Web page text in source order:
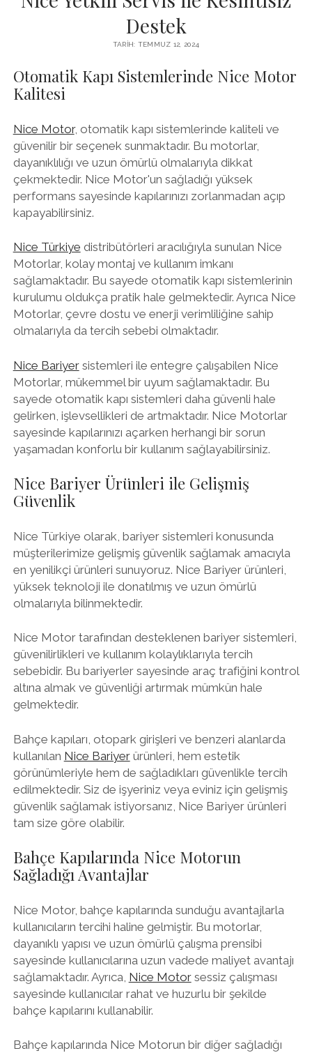
Destek
TARIH: TEMMUZ 12, 2024
Otomatik Kapı Sistemlerinde Nice Motor
Kalitesi
Nice Motor, otomatik kapı sistemlerinde kaliteli ve
güvenilir bir seçenek sunmaktadır. Bu motorlar,
dayanıklılığı ve uzun ömürlü olmalarıyla dikkat
çekmektedir. Nice Motor'un sağladığı yüksek
performans sayesinde kapılarınızı zorlanmadan açıp
kapayabilirsiniz.
Nice Türkiye distribütörleri aracılığıyla sunulan Nice
Motorlar, kolay montaj ve kullanım imkanı
sağlamaktadır. Bu sayede otomatik kapı sistemlerinin
kurulumu oldukça pratik hale gelmektedir. Ayrıca Nice
Motorlar, çevre dostu ve enerji verimliliğine sahip
olmalarıyla da tercih sebebi olmaktadır.
Nice Bariyersistemleri ile entegre çalışabilen Nice
Motorlar, mükemmel bir uyum sağlamaktadır. Bu
sayede otomatik kapı sistemleri daha güvenli hale
gelirken, işlevsellikleri de artmaktadır. Nice Motorlar
sayesinde kapılarınızı açarken herhangi bir sorun
yaşamadan konforlu bir kullanım sağlayabilirsiniz.
Nice Bariyer Ürünleri ile Gelişmiş
Güvenlik
Nice Türkiye olarak, bariyer sistemleri konusunda
müşterilerimize gelişmiş güvenlik sağlamak amacıyla
en yenilikçi ürünleri sunuyoruz. Nice Bariyer ürünleri,
yüksek teknoloji ile donatılmış ve uzun ömürlü
olmalarıyla bilinmektedir.
Nice Motor tarafından desteklenen bariyer sistemleri,
güvenilirlikleri ve kullanım kolaylıklarıyla tercih
sebebidir. Bu bariyerler sayesinde araç trafiğini kontrol
altına almak ve güvenliği artırmak mümkün hale
gelmektedir.
Bahçe kapıları, otopark girişleri ve benzeri alanlarda
kullanılan Nice Bariyerürünleri, hem estetik
görünümleriyle hem de sağladıkları güvenlikle tercih
edilmektedir. Siz de işyeriniz veya eviniz için gelişmiş
güvenlik sağlamak istiyorsanız, Nice Bariyer ürünleri
tam size göre olabilir.
Bahçe Kapılarında Nice Motorun
Sağladığı Avantajlar
Nice Motor, bahçe kapılarında sunduğu avantajlarla
kullanıcıların tercihi haline gelmiştir. Bu motorlar,
dayanıklı yapısı ve uzun ömürlü çalışma prensibi
sayesinde kullanıcılarına uzun vadede maliyet avantajı
sağlamaktadır. Ayrıca, Nice Motorsessiz çalışması
sayesinde kullanıcılar rahat ve huzurlu bir şekilde
bahçe kapılarını kullanabilir.
Bahçe kapılarında Nice Motorun bir diğer sağladığı